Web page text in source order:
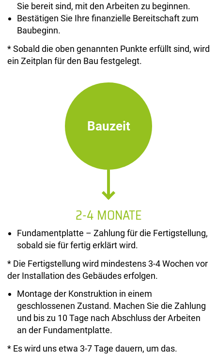
Sie bereit sind, mit den Arbeiten zu beginnen.
Bestätigen Sie Ihre finanzielle Bereitschaft zum
Baubeginn.
* Sobald die oben genannten Punkte erfüllt sind, wird
ein Zeitplan für den Bau festgelegt.
Bauzeit
2-4 MONATE
Fundamentplatte – Zahlung für die Fertigstellung,
sobald sie für fertig erklärt wird.
* Die Fertigstellung wird mindestens 3-4 Wochen vor
der Installation des Gebäudes erfolgen.
Montage der Konstruktion in einem
geschlossenen Zustand. Machen Sie die Zahlung
und bis zu 10 Tage nach Abschluss der Arbeiten
an der Fundamentplatte.
* Es wird uns etwa 3-7 Tage dauern, um das.